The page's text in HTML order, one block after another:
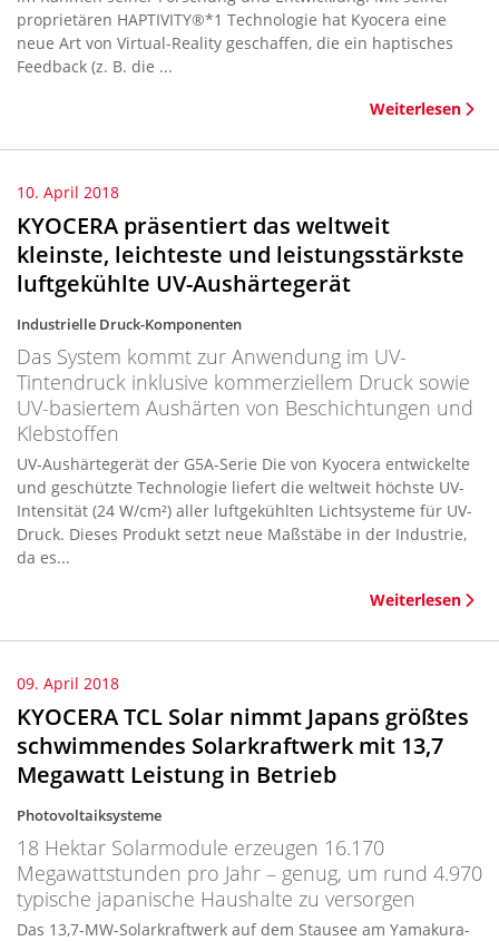
proprietären HAPTIVITY®*1 Technologie hat Kyocera eine
neue Art von Virtual-Reality geschaffen, die ein haptisches
Feedback (z. B. die ...
Weiterlesen
10. April 2018
KYOCERA präsentiert das weltweit
kleinste, leichteste und leistungsstärkste
luftgekühlte UV-Aushärtegerät
Industrielle Druck-Komponenten
Das System kommt zur Anwendung im UV-
Tintendruck inklusive kommerziellem Druck sowie
UV-basiertem Aushärten von Beschichtungen und
Klebstoffen
UV-Aushärtegerät der G5A-Serie Die von Kyocera entwickelte
und geschützte Technologie liefert die weltweit höchste UV-
Intensität (24 W/cm²) aller luftgekühlten Lichtsysteme für UV-
Druck. Dieses Produkt setzt neue Maßstäbe in der Industrie,
da es...
Weiterlesen
09. April 2018
KYOCERA TCL Solar nimmt Japans größtes
schwimmendes Solarkraftwerk mit 13,7
Megawatt Leistung in Betrieb
Photovoltaiksysteme
18 Hektar Solarmodule erzeugen 16.170
Megawattstunden pro Jahr – genug, um rund 4.970
typische japanische Haushalte zu versorgen
Das 13,7-MW-Solarkraftwerk auf dem Stausee am Yamakura-